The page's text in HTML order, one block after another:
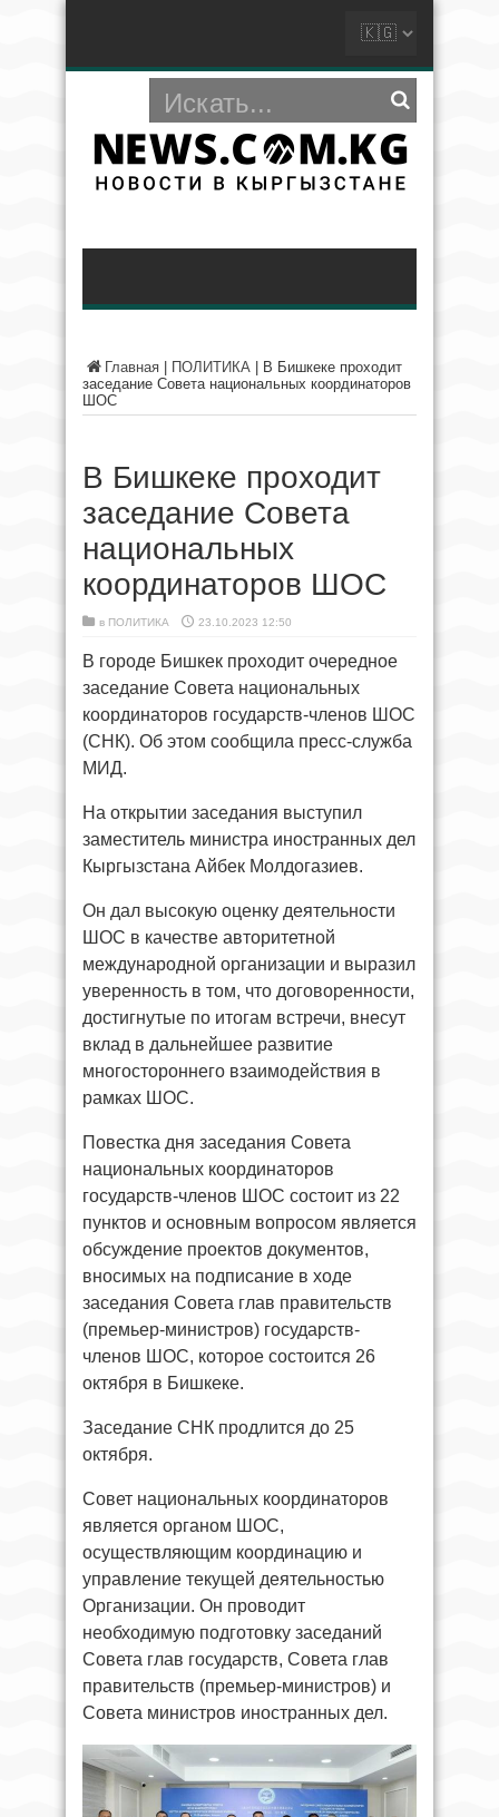
Главная ПОЛИТИКА
В Бишкеке проходит
заседание Совета национальных координаторов
ШОС
В Бишкеке проходит
заседание Совета
национальных
координаторов ШОС
в ПОЛИТИКА 23.10.2023 12:50
В городе Бишкек проходит очередное
заседание Совета национальных
координаторов государств-членов ШОС
(СНК). Об этом сообщила пресс-служба
МИД.
На открытии заседания выступил
заместитель министра иностранных дел
Кыргызстана Айбек Молдогазиев.
Он дал высокую оценку деятельности
ШОС в качестве авторитетной
международной организации и выразил
уверенность в том, что договоренности,
достигнутые по итогам встречи, внесут
вклад в дальнейшее развитие
многостороннего взаимодействия в
рамках ШОС.
Повестка дня заседания Совета
национальных координаторов
государств-членов ШОС состоит из 22
пунктов и основным вопросом является
обсуждение проектов документов,
вносимых на подписание в ходе
заседания Совета глав правительств
(премьер-министров) государств-
членов ШОС, которое состоится 26
октября в Бишкеке.
Заседание СНК продлится до 25
октября.
Совет национальных координаторов
является органом ШОС,
осуществляющим координацию и
управление текущей деятельностью
Организации. Он проводит
необходимую подготовку заседаний
Совета глав государств, Совета глав
правительств (премьер-министров) и
Совета министров иностранных дел.